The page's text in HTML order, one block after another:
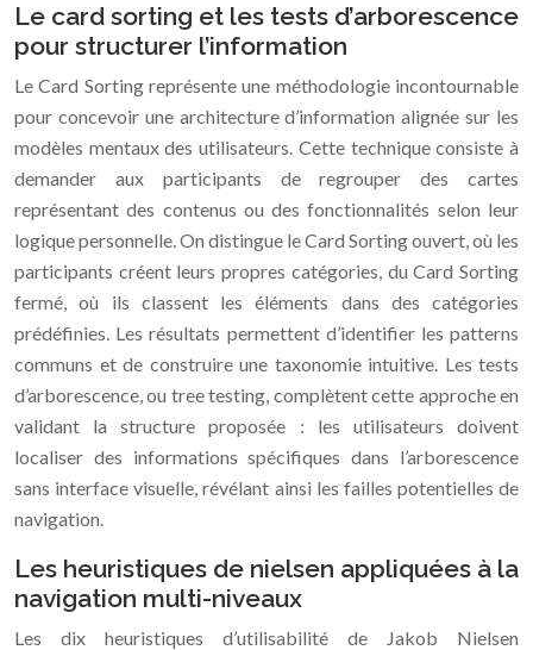
Le card sorting et les tests d’arborescence
pour structurer l’information
Le Card Sorting représente une méthodologie incontournable
pour concevoir une architecture d’information alignée sur les
modèles mentaux des utilisateurs. Cette technique consiste à
demander aux participants de regrouper des cartes
représentant des contenus ou des fonctionnalités selon leur
logique personnelle. On distingue le Card Sorting ouvert, où les
participants créent leurs propres catégories, du Card Sorting
fermé, où ils classent les éléments dans des catégories
prédéfinies. Les résultats permettent d’identifier les patterns
communs et de construire une taxonomie intuitive. Les tests
d’arborescence, ou tree testing, complètent cette approche en
validant la structure proposée : les utilisateurs doivent
localiser des informations spécifiques dans l’arborescence
sans interface visuelle, révélant ainsi les failles potentielles de
navigation.
Les heuristiques de nielsen appliquées à la
navigation multi-niveaux
Les dix heuristiques d’utilisabilité de Jakob Nielsen